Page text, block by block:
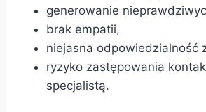
generowanie
brak empatii,
niejasna odpowiedzialność
ryzyko zastępowania
specjalistą.